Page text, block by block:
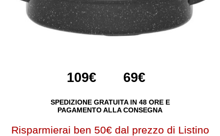
109€ 69€
SPEDIZIONE GRATUITA IN 48 ORE E
PAGAMENTO ALLA CONSEGNA
Risparmierai ben 50€ dal prezzo di Listino